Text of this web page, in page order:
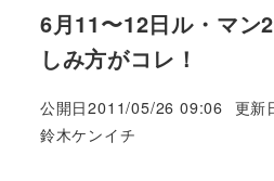
6月11〜12日ル・マン
しみ方がコレ！
公開日2011/05/26 09:06 更新
著
鈴木ケンイチ